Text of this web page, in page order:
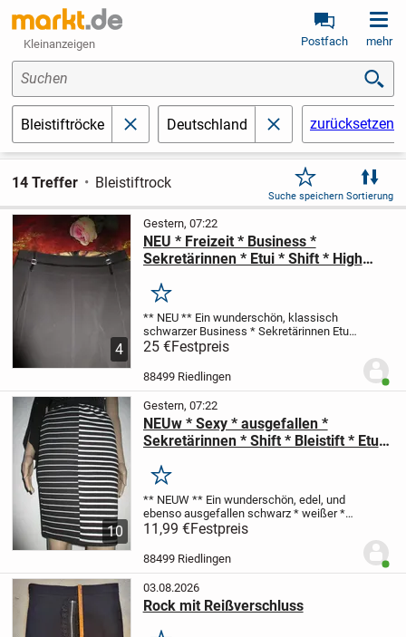
Kleinanzeigen Postfach mehr
Suchen
Bleistiftröcke schließenDeutschland schließenzurücksetzen
14 Treffer Bleistiftrock
Suche speichern Sortierung
4
Gestern, 07:22
NEU * Freizeit * Business *
Sekretärinnen * Etui * Shift * High
Kristallen "BIBA by ESCADA" Gr. 32-
34/ XS * schwarz * Gothic *
Merken
** NEU ** Ein wunderschön, klassisch
schwarzer Business * Sekretärinnen Etui
Shift High Waist * ROCK
Größe 32- 34/ XS
ca. 70 cm ...
25 €Festpreis
88499 Riedlingen
10
Gestern, 07:22
NEUw * Sexy * ausgefallen *
Sekretärinnen * Shift * Bleistift * Etui
Rock "Only" Gr. 34, 36- 38/ XS- S *
schwarz * weiß *
Merken
** NEUW ** Ein wunderschön, edel, und
ebenso ausgefallen schwarz * weißer *
black and withe Streifen in verschiedenen
Shift * Etui * Sekretärinnen
Strech * Schlupf * High...
11,99 €Festpreis
88499 Riedlingen
03.08.2026
Rock mit Reißverschluss